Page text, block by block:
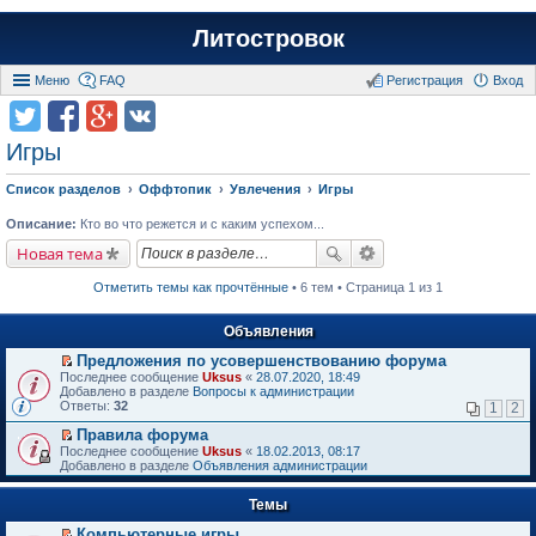
Литостровок
Меню FAQ Вход
Регистрация
Игры
Список разделов Оффтопик Увлечения Игры
Описание: Кто во что режется и с каким успехом...
Новая тема
Отметить темы как прочтённые • 6 тем • Страница 1 из 1
Объявления
П
е
р
й
т
и
к
п
в
Предложения по усовершенствованию форума
Последнее сообщение Uksus « 28.07.2020, 18:49
Добавлено в разделе Вопросы к администрации
Ответы: 32 1 2
П
е
р
е
т
и
Правила форума
Последнее сообщение Uksus « 18.02.2013, 08:17
Добавлено в разделе Объявления администрации
Темы